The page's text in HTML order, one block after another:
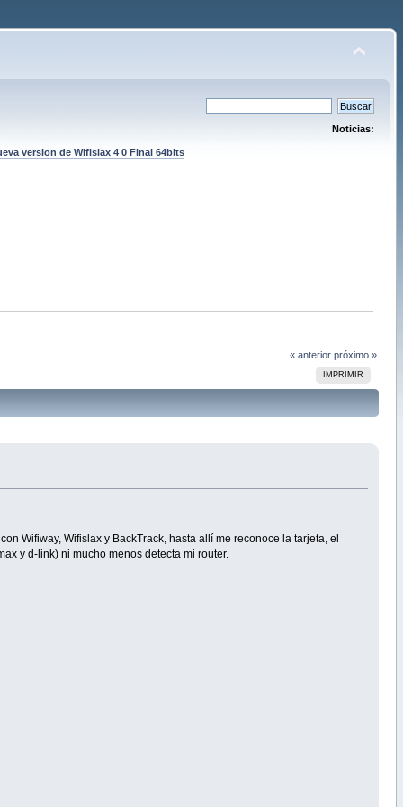
Noticias:
version de Wifislax 4 0 Final 64bits
« anterior próximo »
IMPRIMIR
Wifiway, Wifislax y BackTrack, hasta allí me reconoce la tarjeta, el
y d-link) ni mucho menos detecta mi router.